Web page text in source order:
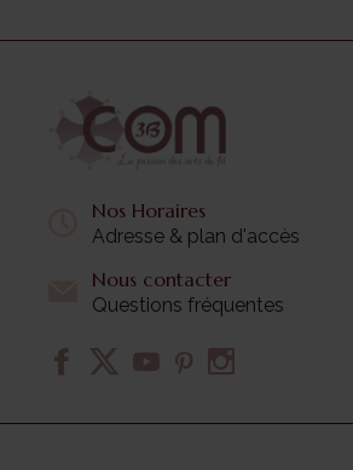
Nos Horaires
Adresse & plan d'accès
Nous contacter
Questions fréquentes